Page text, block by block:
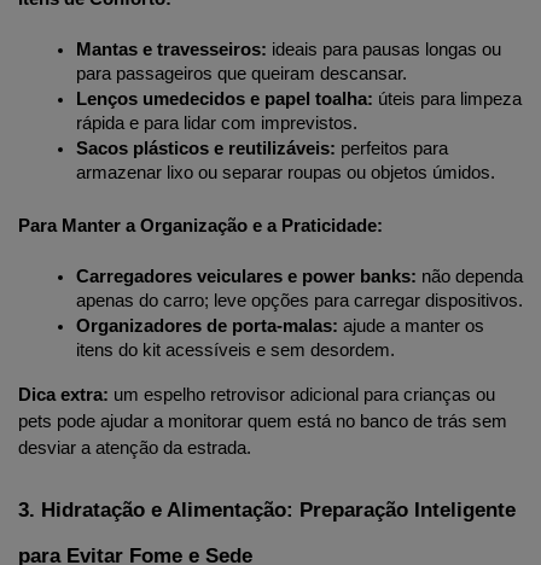
Mantas e travesseiros: ideais para pausas longas ou
para passageiros que queiram descansar.
Lenços umedecidos e papel toalha: úteis para limpeza
rápida e para lidar com imprevistos.
Sacos plásticos e reutilizáveis: perfeitos para
armazenar lixo ou separar roupas ou objetos úmidos.
Para Manter a Organização e a Praticidade:
Carregadores veiculares e power banks: não dependa
apenas do carro; leve opções para carregar dispositivos.
Organizadores de porta-malas: ajude a manter os
itens do kit acessíveis e sem desordem.
Dica extra: um espelho retrovisor adicional para crianças ou
pets pode ajudar a monitorar quem está no banco de trás sem
desviar a atenção da estrada.
3. Hidratação e Alimentação: Preparação Inteligente
para Evitar Fome e Sede